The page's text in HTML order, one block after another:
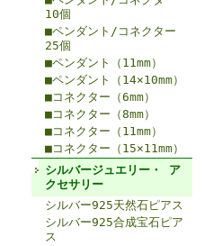
10個
■ペンダント/コネクター
25個
■ペンダント（11mm）
■ペンダント（14×10mm）
■コネクター（6mm）
■コネクター（8mm）
■コネクター（11mm）
■コネクター（15×11mm）
シルバージュエリー・ ア
クセサリー
シルバー925天然石ピアス
シルバー925合成宝石ピア
ス